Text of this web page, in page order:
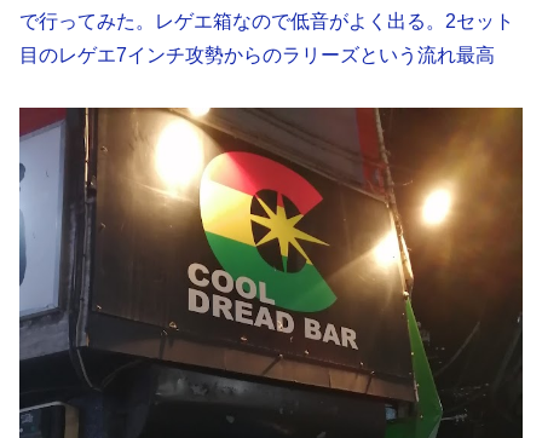
で行ってみた。レゲエ箱なので低音がよく出る。2セット
目のレゲエ7インチ攻勢からのラリーズという流れ最高